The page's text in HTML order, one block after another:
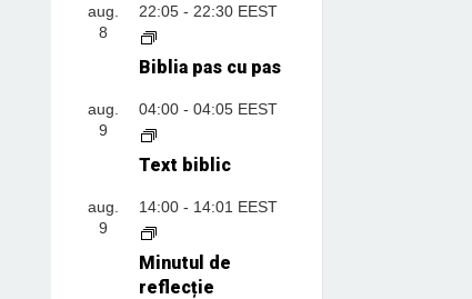
aug.
8
22:05- 22:30 EEST
Biblia pas cu pas
aug.
9
04:00- 04:05 EEST
Text biblic
aug.
9
14:00- 14:01 EEST
Minutul de
reflecție